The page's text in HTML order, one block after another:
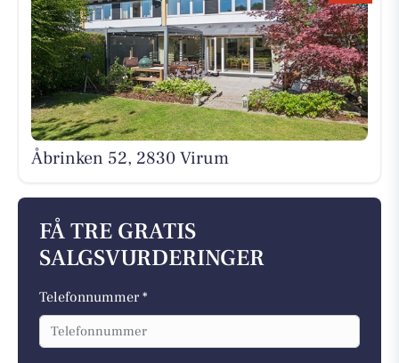
Åbrinken 52, 2830 Virum
FÅ TRE GRATIS
SALGSVURDERINGER
Telefonnummer *